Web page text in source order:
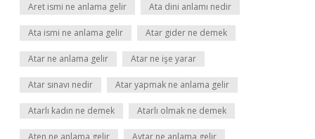
Aret ismi ne anlama gelir Ata dini anlamı nedir
Ata ismi ne anlama gelir Atar gider ne demek
Atar ne anlama gelir Atar ne işe yarar
Atar sınavı nedir Atar yapmak ne anlama gelir
Atarlı kadın ne demek Atarlı olmak ne demek
Aten ne anlama gelir Aytar ne anlama gelir